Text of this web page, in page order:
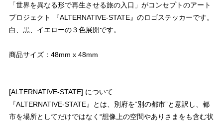
「世界を異なる形で再生させる旅の入口」がコンセプトのアート
プロジェクト 『ALTERNATIVE-STATE』のロゴステッカーです。
白、黒、イエローの３色展開です。
商品サイズ：48mm x 48mm
[ALTERNATIVE-STATE] について
『ALTERNATIVE-STATE』とは、別府を“別の都市”と意訳し、都
市を場所としてだけではなく“想像上の空間やありさまをも含む状